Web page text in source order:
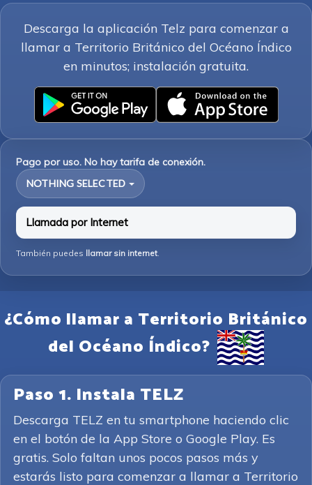
Descarga la aplicación Telz para comenzar a
llamar a Territorio Británico del Océano Índico
en minutos; instalación gratuita.
Pago por uso. No hay tarifa de conexión.
NOTHING SELECTED
Llamada por Internet
También puedes llamar sin internet.
¿Cómo llamar a Territorio Británico
del Océano Índico?
Paso 1. Instala TELZ
Descarga TELZ en tu smartphone haciendo clic
en el botón de la App Store o Google Play. Es
gratis. Solo faltan unos pocos pasos más y
estarás listo para comenzar a llamar a Territorio